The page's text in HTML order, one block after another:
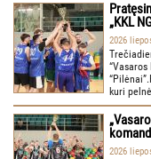
„KKL
2026
“Vasaros
kuri
2026